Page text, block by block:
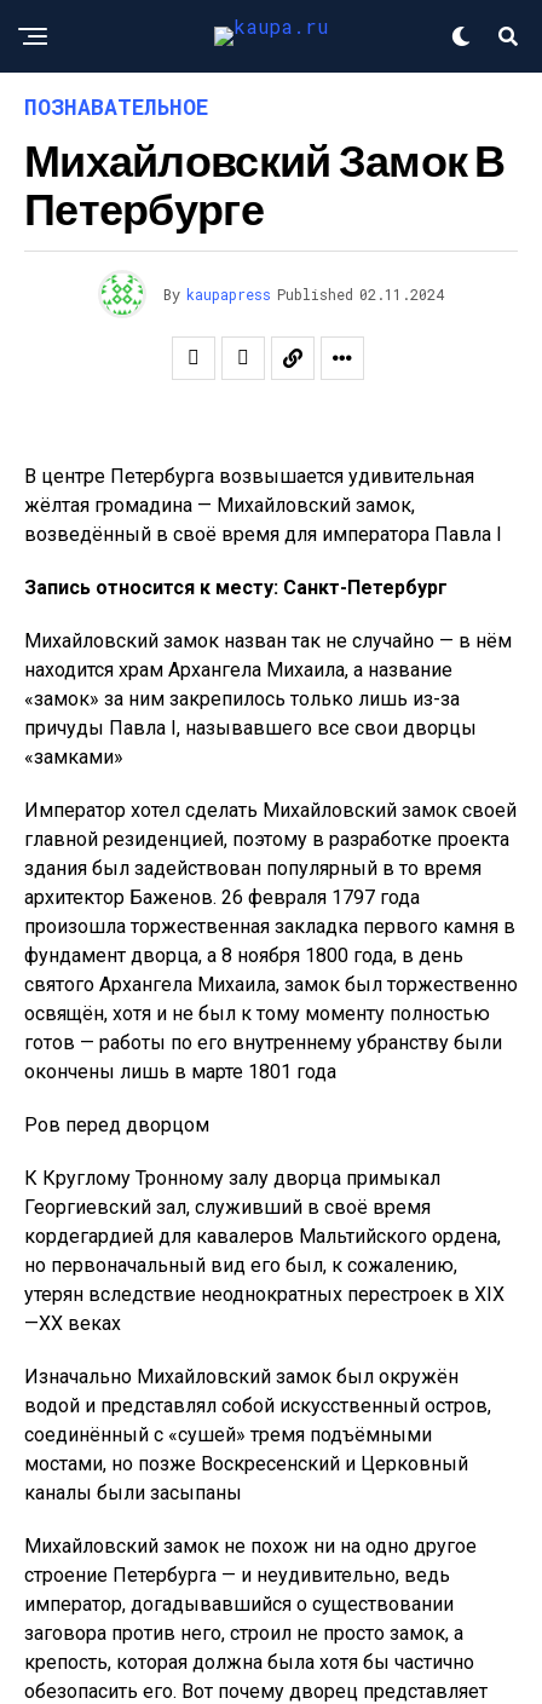
ПОЗНАВАТЕЛЬНОЕ
Михайловский Замок В
Петербурге
By kaupapress Published 02.11.2024
В центре Петербурга возвышается удивительная
жёлтая громадина — Михайловский замок,
возведённый в своё время для императора Павла I
Запись относится к месту: Санкт-Петербург
Михайловский замок назван так не случайно — в нём
находится храм Архангела Михаила, а название
«замок» за ним закрепилось только лишь из-за
причуды Павла I, называвшего все свои дворцы
«замками»
Император хотел сделать Михайловский замок своей
главной резиденцией, поэтому в разработке проекта
здания был задействован популярный в то время
архитектор Баженов. 26 февраля 1797 года
произошла торжественная закладка первого камня в
фундамент дворца, а 8 ноября 1800 года, в день
святого Архангела Михаила, замок был торжественно
освящён, хотя и не был к тому моменту полностью
готов — работы по его внутреннему убранству были
окончены лишь в марте 1801 года
Ров перед дворцом
К Круглому Тронному залу дворца примыкал
Георгиевский зал, служивший в своё время
кордегардией для кавалеров Мальтийского ордена,
но первоначальный вид его был, к сожалению,
утерян вследствие неоднократных перестроек в XIX
—XX веках
Изначально Михайловский замок был окружён
водой и представлял собой искусственный остров,
соединённый с «сушей» тремя подъёмными
мостами, но позже Воскресенский и Церковный
каналы были засыпаны
Михайловский замок не похож ни на одно другое
строение Петербурга — и неудивительно, ведь
император, догадывавшийся о существовании
заговора против него, строил не просто замок, а
крепость, которая должна была хотя бы частично
обезопасить его. Вот почему дворец представляет